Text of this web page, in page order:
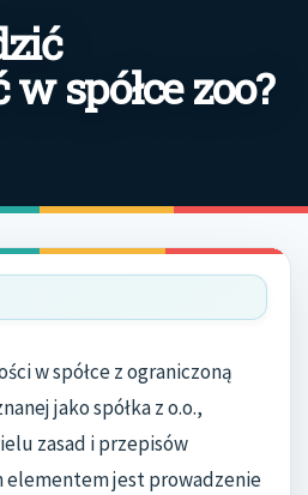
spółce zoo?
w spółce z ograniczoną
jako spółka z o.o.,
zasad i przepisów
elementem jest prowadzenie